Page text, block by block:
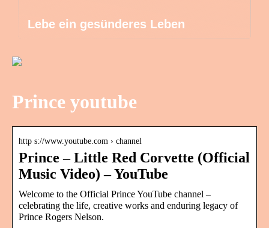
Lebe ein gesünderes Leben
Prince youtube
http s://www.youtube.com › channel
Prince – Little Red Corvette (Official
Music Video) – YouTube
Welcome to the Official Prince YouTube channel –
celebrating the life, creative works and enduring legacy of
Prince Rogers Nelson.